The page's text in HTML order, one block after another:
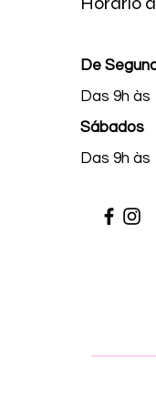
De
Das 9h às
Sábados
Das 9h às